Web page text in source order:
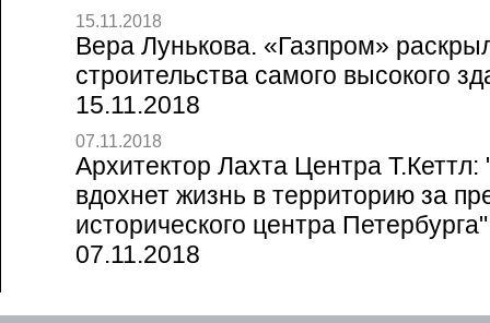
15.11.2018
Вера Лунькова. «Газпром»
строительства самого высокого
15.11.2018
07.11.2018
Архитектор Лахта Центра
вдохнет жизнь в территорию за
исторического центра
07.11.2018